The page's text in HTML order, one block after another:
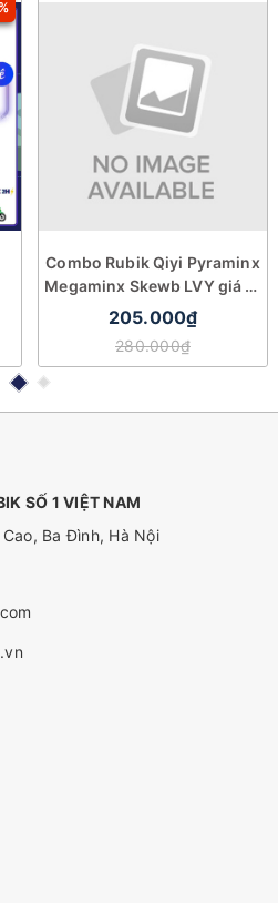
Combo Rubik Qiyi Pyraminx
Megaminx Skewb LVY giá rẻ
cao cấp
205.000₫
280.000₫
SỐ 1 VIỆT NAM
Ba Đình, Hà Nội